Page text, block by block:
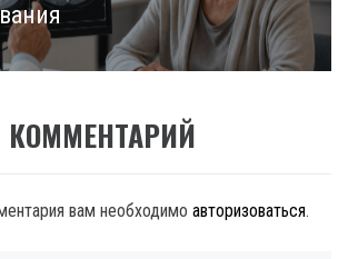
вам необходимо авторизоваться.